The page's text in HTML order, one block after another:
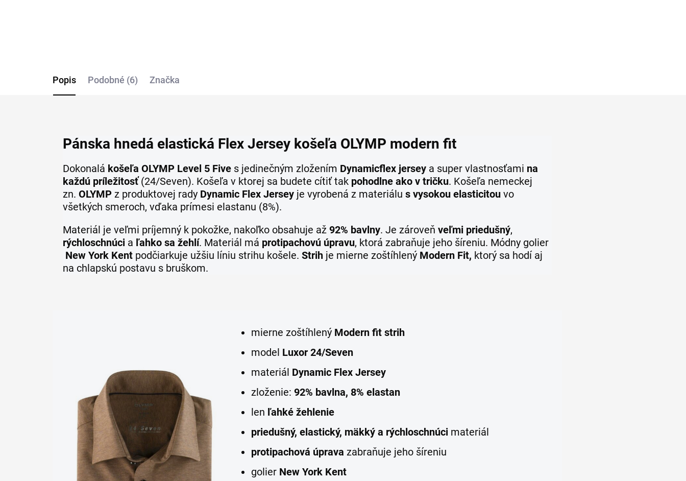
Popis Podobné (6) Značka
Pánska hnedá elastická Flex Jersey košeľa OLYMP modern fit
Dokonalá košeľa OLYMP Level 5 Five s jedinečným zložením Dynamicflex jersey a super vlastnosťami na
každú príležitosť(24/Seven). Košeľa v ktorej sa budete cítiť tak pohodlne ako v tričku. Košeľa nemeckej
zn. OLYMP z produktovej rady Dynamic Flex Jersey je vyrobená z materiálu s vysokou elasticitou vo
všetkých smeroch, vďaka prímesi elastanu (8%).
Materiál je veľmi príjemný k pokožke, nakoľko obsahuje až 92% bavlny. Je zároveň veľmi priedušný,
rýchloschnúci a ľahko sa žehlí. Materiál má protipachovú úpravu, ktorá zabraňuje jeho šíreniu. Módny golier
New York Kent podčiarkuje užšiu líniu strihu košele. Strih je mierne zoštíhlený Modern Fit, ktorý sa hodí aj
na chlapskú postavu s bruškom.
mierne zoštíhlený Modern fit strih
model Luxor 24/Seven
materiál Dynamic Flex Jersey
zloženie:92% bavlna, 8% elastan
len ľahké žehlenie
priedušný, elastický, mäkký a rýchloschnúci materiál
protipachová úprava zabraňuje jeho šíreniu
golier New York Kent